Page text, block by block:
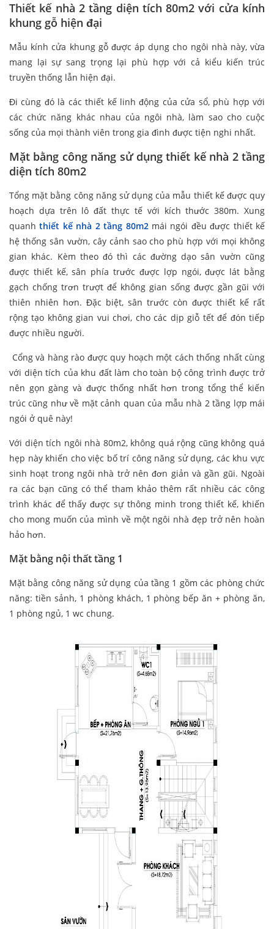
Thiết kế nhà 2 tầng diện tích 80m2 với cửa kính
khung gỗ hiện đại
Mẫu kính cửa khung gỗ được áp dụng cho ngôi nhà này, vừa
mang lại sự sang trọng lại phù hợp với cả kiểu kiến trúc
truyền thống lẫn hiện đại.
Đi cùng đó là các thiết kế linh động của cửa sổ, phù hợp với
các chức năng khác nhau của ngôi nhà, làm sao cho cuộc
sống của mọi thành viên trong gia đình được tiện nghi nhất.
Mặt bằng công năng sử dụng thiết kế nhà 2 tầng
diện tích 80m2
Tổng mặt bằng công năng sử dụng của mẫu thiết kế được quy
hoạch dựa trên lô đất thực tế với kích thước 380m. Xung
quanhthiết kế nhà 2 tầng 80m2mái ngói đều được thiết kế
hệ thống sân vườn, cây cảnh sao cho phù hợp với mọi không
gian khác. Kèm theo đó thì các đường dạo sân vườn cũng
được thiết kế, sân phía trước được lợp ngói, được lát bằng
gạch chống trơn trượt để không gian sống được gần gũi với
thiên nhiên hơn. Đặc biệt, sân trước còn được thiết kế rất
rộng tạo không gian vui chơi, cho các dịp giỗ tết để đón tiếp
được nhiều người.
Cổng và hàng rào được quy hoạch một cách thống nhất cùng
với diện tích của khu đất làm cho toàn bộ công trình được trở
nên gọn gàng và được thống nhất hơn trong tổng thể kiến
trúc cũng như về mặt cảnh quan của mẫu nhà 2 tầng lợp mái
ngói ở quê này!
Với diện tích ngôi nhà 80m2, không quá rộng cũng không quá
hẹp này khiến cho việc bố trí công năng sử dụng, các khu vực
sinh hoạt trong ngôi nhà trở nên đơn giản và gần gũi. Ngoài
ra các bạn cũng có thể tham khảo thêm rất nhiều các công
trình khác để thấy được sự thông minh trong thiết kế, khiến
cho mong muốn của mình về một ngôi nhà đẹp trở nên hoàn
hảo hơn.
Mặt bằng nội thất tầng 1
Mặt bằng công năng sử dụng của tầng 1 gồm các phòng chức
năng: tiền sảnh, 1 phòng khách, 1 phòng bếp ăn + phòng ăn,
1 phòng ngủ, 1 wc chung.